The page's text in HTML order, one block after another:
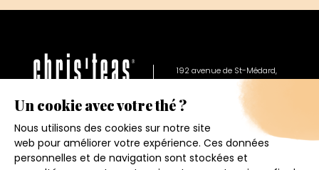
192 avenue de St-Médard,
Eysines
Du lundi au vendredi de 12h à 19h
5€ offerts sur votre prochaine
commande
Inscrivez vous a notre newsletter et recevez
immédiatement un bon de réduction de 5€.
Votre adresse email
Conditions générales de ventes